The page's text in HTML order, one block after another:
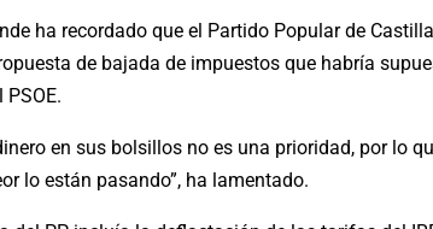
ha recordado que el Partido Popular de
de bajada de impuestos que habría
en sus bolsillos no es una prioridad, por lo
lo están pasando”, ha lamentado.